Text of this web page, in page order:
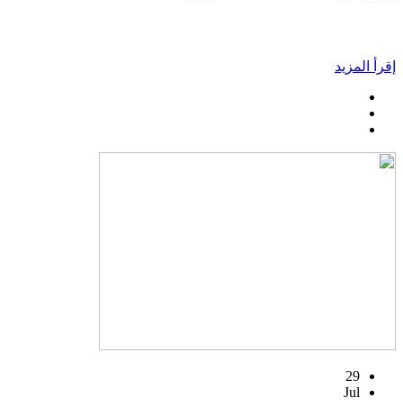
إقرأ المزيد
29
Jul